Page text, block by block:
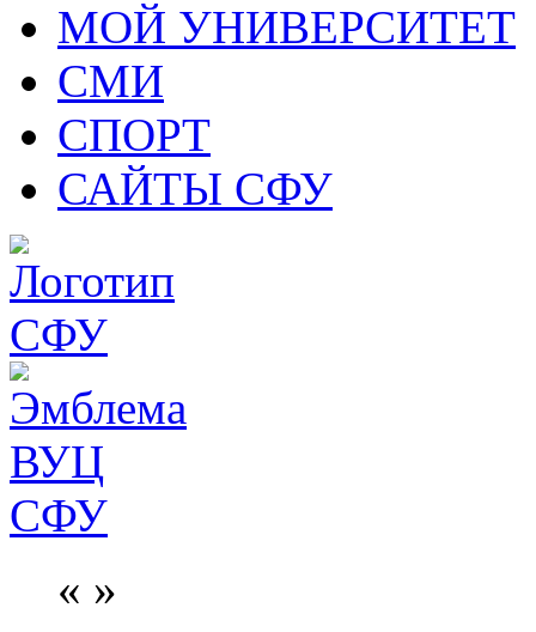
МОЙ УНИВЕРСИТЕТ
СМИ
СПОРТ
САЙТЫ СФУ
« »